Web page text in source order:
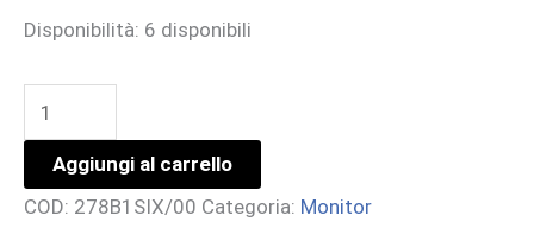
Disponibilità: 6 disponibili
27
IPS
ERGONOMIA
Aggiungi al carrello
COD: 278B1SIX/00 Categoria: Monitor